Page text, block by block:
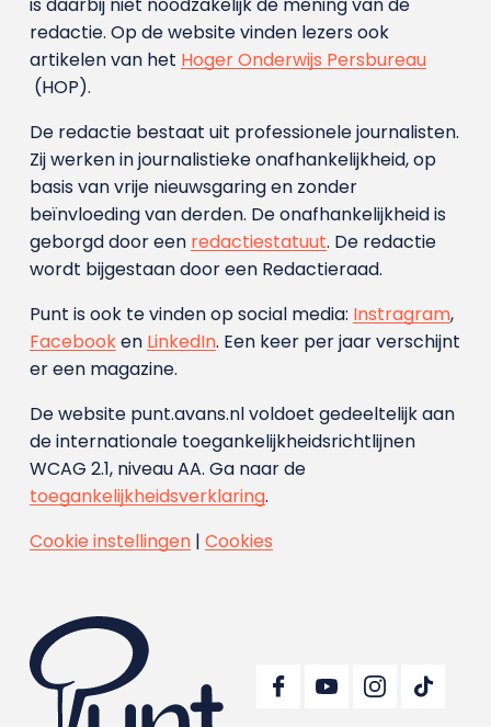
is daarbij niet noodzakelijk de mening van de
redactie. Op de website vinden lezers ook
artikelen van het Hoger Onderwijs Persbureau
(HOP).
De redactie bestaat uit professionele journalisten.
Zij werken in journalistieke onafhankelijkheid, op
basis van vrije nieuwsgaring en zonder
beïnvloeding van derden. De onafhankelijkheid is
geborgd door een redactiestatuut. De redactie
wordt bijgestaan door een Redactieraad.
Punt is ook te vinden op social media: Instragram,
Facebooken LinkedIn. Een keer per jaar verschijnt
er een magazine.
De website punt.avans.nl voldoet gedeeltelijk aan
de internationale toegankelijkheidsrichtlijnen
WCAG 2.1, niveau AA. Ga naar de
toegankelijkheidsverklaring.
Cookie instellingen| Cookies